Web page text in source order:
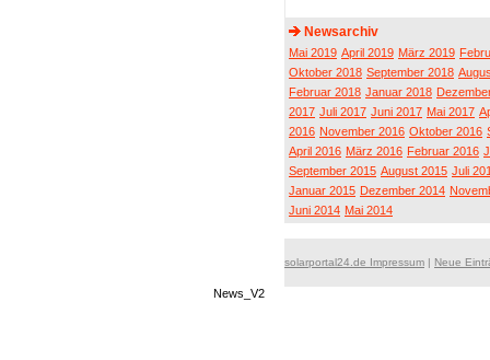
Newsarchiv
Mai 2019 April 2019 März 2019
Oktober 2018 September 2018
Februar 2018 Januar 2018
2017 Juli 2017 Juni 2017 Mai 2017
2016 November 2016 Oktober 2016
April 2016 März 2016 Februar 2016
September 2015 August 2015 Juli
Januar 2015 Dezember 2014
Juni 2014 Mai 2014
solarportal24.de Impressum | Neue
News_V2